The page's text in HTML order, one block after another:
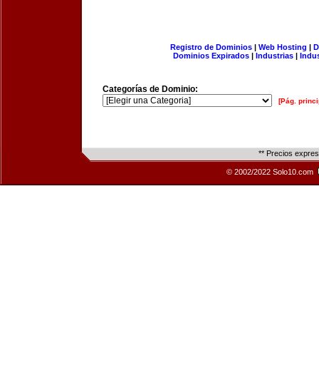
Registro de Dominios| Web Hosting |
Dominios Expirados | Industrias |
Categorías de Dominio:
[Pág.
** Precios
© 2002/2022 Solo10.com